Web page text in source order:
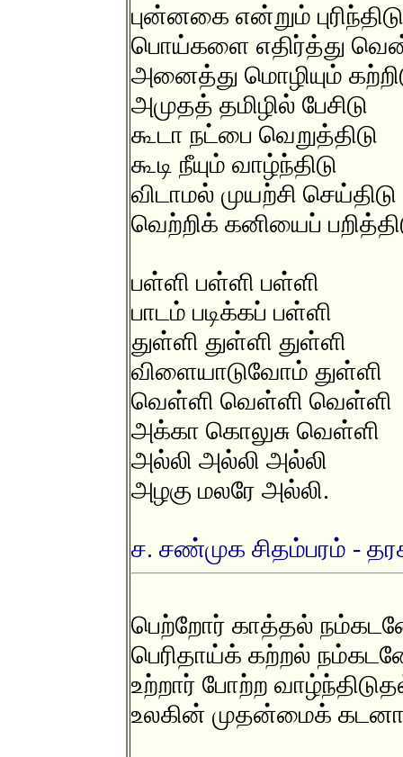
புன்னகை என்றும் புரிந்திடு
பொய்களை எதிர்த்து
அனைத்து மொழியும்
அமுதத் தமிழில் பேசிடு
கூடா நட்பை வெறுத்திடு
கூடி நீயும் வாழ்ந்திடு
விடாமல் முயற்சி செய்திடு
வெற்றிக் கனியைப்
பள்ளி பள்ளி பள்ளி
பாடம் படிக்கப் பள்ளி
துள்ளி துள்ளி துள்ளி
விளையாடுவோம் துள்ளி
வெள்ளி வெள்ளி வெள்ளி
அக்கா கொலுசு வெள்ளி
அல்லி அல்லி அல்லி
அழகு மலரே அல்லி.
ச. சண்முக சிதம்பரம் -
பெற்றோர் காத்தல்
பெரிதாய்க் கற்றல்
உற்றார் போற்ற
உலகின் முதன்மைக்